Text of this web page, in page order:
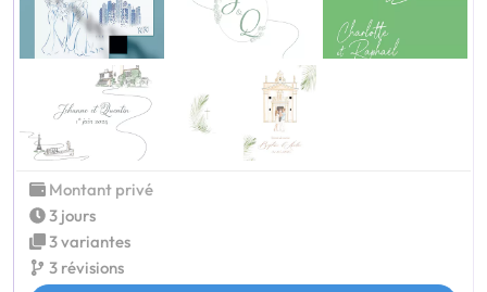
Montant privé
3 jours
3 variantes
3 révisions